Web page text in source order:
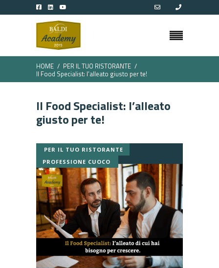
HOME
PER IL TUO RISTORANTE
Il Food Specialist: l’alleato giusto per te!
Il Food Specialist: l’alleato
giusto per te!
PER IL TUO RISTORANTE
PROFESSIONE CUOCO